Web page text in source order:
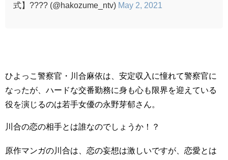
式】???? (@hakozume_ntv) May 2, 2021
ひよっこ警察官・川合麻依は、安定収入に憧れて警察官に
なったが、ハードな交番勤務に身も心も限界を迎えている
役を演じるのは若手女優の永野芽郁さん。
川合の恋の相手とは誰なのでしょうか！？
原作マンガの川合は、恋の妄想は激しいですが、恋愛とは